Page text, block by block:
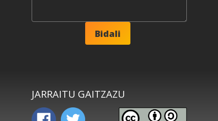
JARRAITU GAITZAZU